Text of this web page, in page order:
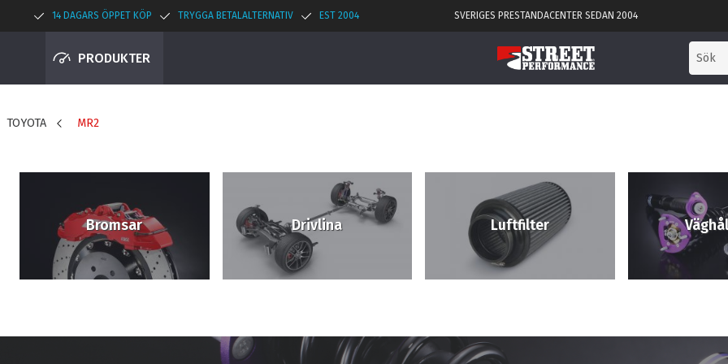
14 DAGARS ÖPPET KÖP TRYGGA BETALALTERNATIV EST 2004 SVERIGES PRESTANDACENTER SEDAN 2004
PRODUKTER
TOYOTA MR2
Bromsar Drivlina Luftfilter